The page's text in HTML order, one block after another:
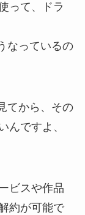
って、ドラ
なっているの
てから、その
んですよ、
ビスや作品
約が可能で